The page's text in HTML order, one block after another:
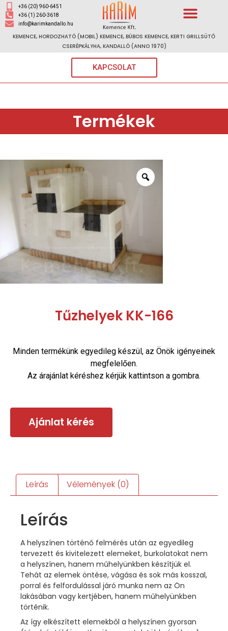
+36 (20) 960-6451
+36 (1) 260-3618
info@karimkandallo.hu
KEMENCE, HORDOZHATÓ (MOBIL) KEMENCE, BÚBOS KEMENCE, KERTI GRILLSÜTŐ
CSERÉPKÁLYHA, KANDALLÓ (ANNO 1970)
KAPCSOLAT
Termékek
Tűzhelyek KK-166
Minden termékünk egyedileg készül, az Önök igényeinek
megfelelően.
Az árajánlat kéréshez kérjük kattintson a gombra.
Ajánlat kérés
Leírás Vélemények (0)
Leírás
A helyszínen történő felmérés után az egyedileg
tervezett és kivitelezett elemeket, burkolatokat nem
a helyszínen, hanem műhelyünkben készítjük el.
Tehát az elemek öntése, vágása és sok más kosszal,
porral és felfordulással járó munka nem az Ön
lakásában vagy kertjében, hanem műhelyünkben
történik.
Az így elkészített elemekből a helyszínen gyorsan